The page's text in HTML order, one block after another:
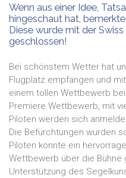
Wenn aus einer Idee,
hingeschaut hat,
Diese wurde mit der
geschlossen!
Bei schönstem Wetter hat
Flugplatz empfangen und
einem tollen Wettbewerb
Premiere Wettbewerb, mit
Piloten werden sich
Die Befürchtungen wurden
Piloten konnte ein
Wettbewerb über die
Unterstützung des